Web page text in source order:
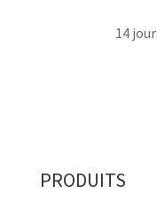
14
PRODUITS